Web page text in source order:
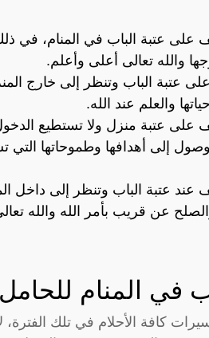
على عتبة الباب في المنام، في
والله تعالى أعلى وأعلم.
عتبة الباب وتنظر إلى خارج
والعلم عند الله.
على عتبة منزل ولا تستطيع
إلى أهدافها وطموحاتها التي
عند عتبة الباب وتنظر إلى داخل
عن قريب بأمر الله والله
في المنام للحامل
كافة الأحلام في تلك الفترة،